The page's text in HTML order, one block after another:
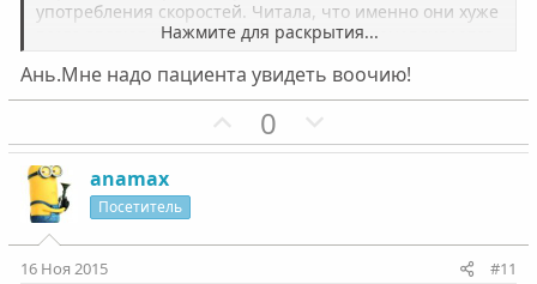
о
с
о
с
употребления скоростей. Читала, что именно они хуже
всего являют на мозг. Кстати - и не восстанавливается,
не торчу. Сейчас если не записала - то считай
всё...посралось дело =(((( и кстати головокружения тоже
часто бывают, иногда даже стремно за рулем сидеть...
Нажмите для раскрытия...
Ань.Мне надо пациента увидеть воочию!
П
о
т
0
е
т
anamax
Посетитель
16 Ноя 2015 #11